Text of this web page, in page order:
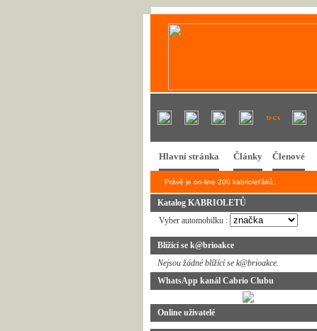
Hlavní stránka Články Členové
Právě je on-line 200 kabrioleťáků.
Katalog KABRIOLETŮ
Vyber automobilku :
Blížící se k@brioakce
Nejsou žádné blížící se k@brioakce.
WhatsApp kanál Cabrio Clubu
Online uživatelé